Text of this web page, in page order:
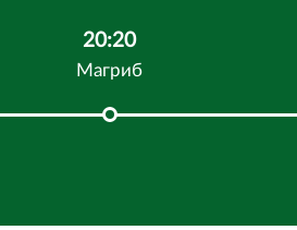
20:20
Магриб